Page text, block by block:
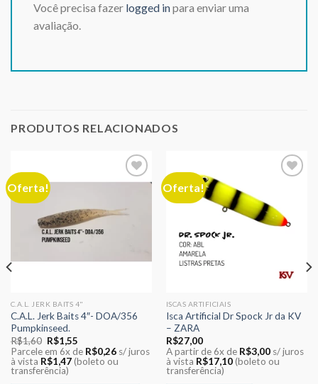
Você precisa fazer logged inpara enviar uma
avaliação.
PRODUTOS RELACIONADOS
Oferta!
desejos
C.A.L. JERK BAITS 4"
C.A.L. Jerk Baits 4″- DOA/356
Pumpkinseed.
R$1,60 O
preço
original
era:
R$1,60.
R$1,55O
preço
atual
é:
Parcele em 6x de R$0,26 s/ juros
à vista R$1,47 (boleto ou
transferência)
Oferta!
desejos
ISCAS ARTIFICIAIS
Isca Artificial Dr Spock Jr da KV
– ZARA
R$27,00
A partir de 6x de R$3,00 s/ juros
à vista R$17,10 (boleto ou
transferência)